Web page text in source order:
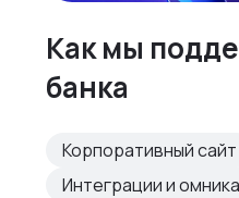
Как мы
банка
Корпоративный сайт
Интеграции и